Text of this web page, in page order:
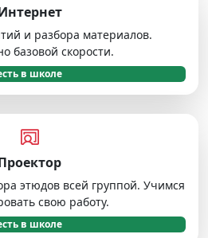
и разбора материалов.
базовой скорости.
в школе
этюдов всей группой. Учимся
свою работу.
в школе